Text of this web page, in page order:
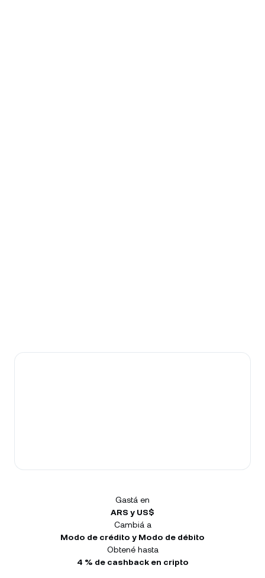
Gastá en
ARS y US$
Cambiá a
Modo de crédito y Modo de débito
Obtené hasta
4 % de cashback en cripto